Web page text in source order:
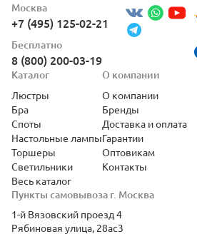
Москва
+7 (495) 125-02-21
Бесплатно
8 (800) 200-03-19
Пункты самовывоза г. Москва
1-й Вязовский проезд 4
Рябиновая улица, 28ас3
Каталог
Люстры
Бра
Споты
Настольные лампы
Торшеры
Светильники
Весь каталог
О компании
О компании
Бренды
Доставка и оплата
Гарантии
Оптовикам
Контакты